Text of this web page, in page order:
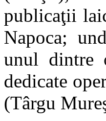
publicaţii
Napoca;
unul dintre
dedicate
(Târgu